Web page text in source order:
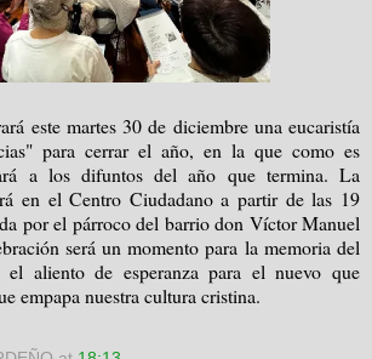
este martes 30 de diciembre una eucaristía
para cerrar el año, en la que como es
a los difuntos del año que termina. La
en el Centro Ciudadano a partir de las 19
por el párroco del barrio don Víctor Manuel
será un momento para la memoria del
aliento de esperanza para el nuevo que
empapa nuestra cultura cristina.